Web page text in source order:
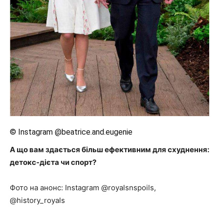
© Instagram @beatrice.and.eugenie
А що вам здається більш ефективним для схуднення:
детокс-дієта чи спорт?
Фото на анонс: Instagram @royalsnspoils,
@history_royals